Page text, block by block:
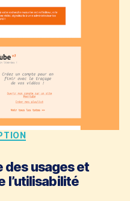
des usages et
l’utilisabilité